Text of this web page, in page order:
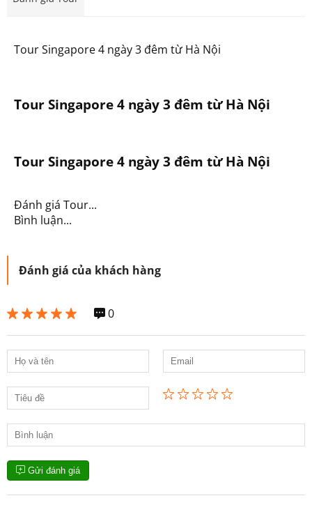
Tour Singapore 4 ngày 3 đêm từ Hà Nội
Tour Singapore 4 ngày 3 đêm từ Hà Nội
Tour Singapore 4 ngày 3 đêm từ Hà Nội
Đánh giá Tour...
Bình luận...
Đánh giá của khách hàng
0
Gửi đánh giá